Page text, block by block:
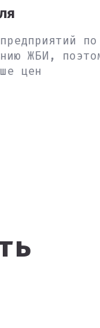
по
ЖБИ,
цен